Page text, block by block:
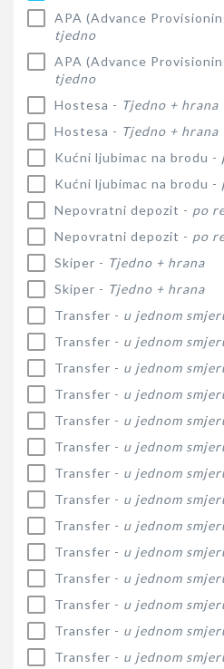
APA (Advance
tjedno
APA (Advance
tjedno
Hostesa - Tjedno + hrana
Hostesa - Tjedno + hrana
Kućni ljubimac na brodu -
Kućni ljubimac na brodu -
Nepovratni depozit - po
Nepovratni depozit - po
Skiper - Tjedno + hrana
Skiper - Tjedno + hrana
Transfer - u jednom
Transfer - u jednom
Transfer - u jednom
Transfer - u jednom
Transfer - u jednom
Transfer - u jednom
Transfer - u jednom
Transfer - u jednom
Transfer - u jednom
Transfer - u jednom
Transfer - u jednom
Transfer - u jednom
Transfer - u jednom
Transfer - u jednom